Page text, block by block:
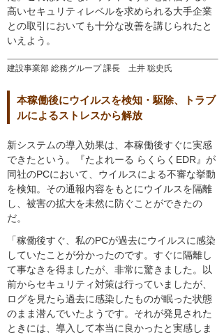
建設事業部 総務グループ 課長 土井 聡史氏
高いセキュリティレベルを求められる大手企業
との取引においても十分な改善を講じられたと
いえよう。
本稼働後にウイルスを検知・駆除、トラブ
ルによるストレスから解放
新システムの導入効果は、本稼働後すぐに実感
できたという。『たよれーる らくらくEDR』が
同社のPCにおいて、ウイルスによる不審な挙動
を検知。その通報内容をもとにウイルスを隔離
し、被害の拡大を未然に防ぐことができたの
だ。
「稼働後すぐ、私のPCが過去にウイルスに感染
していたことが分かったのです。すぐに隔離し
て事なきを得ましたが、非常に驚きました。以
前からセキュリティ対策は行っていましたが、
ログを見たら過去に感染したものが眠った状態
のまま潜んでいたようです。それが発見された
ときには、導入して本当に良かったと実感しま